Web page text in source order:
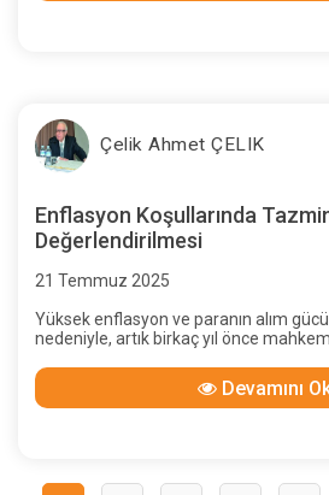
Çelik Ahmet ÇELIK
Enflasyon Koşullarında
Değerlendirilmesi
21 Temmuz 2025
Yüksek enflasyon ve paranın alım
nedeniyle, artık birkaç yıl önce mahkemece hüküm altına
güncellenmesi hak ve adalet ilkeleri
olacaktır.Yazımızda bunun nasılDevamını